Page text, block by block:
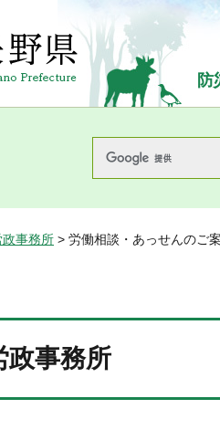
長野県Nagano
防
事務所 > 労働相談・あっせんのご
政事務所